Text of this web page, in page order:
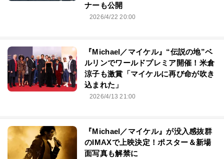
ナーも公開
2026/4/22 20:00
『Michael／マイケル』“伝説の地”ベ
ルリンでワールドプレミア開催！米倉
涼子も激賞「マイケルに再び命が吹き
込まれた」
2026/4/13 21:00
『Michael／マイケル』が没入感抜群
のIMAXで上映決定！ポスター＆新場
面写真も解禁に